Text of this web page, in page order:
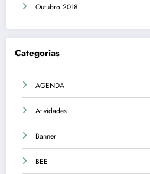
Outubro 2018
Categorias
AGENDA
Atividades
Banner
BEE